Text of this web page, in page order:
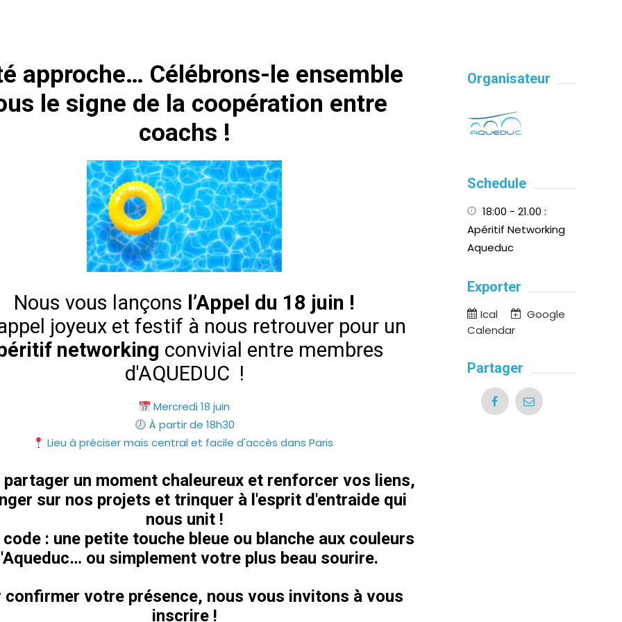
approche… Célébrons-le ensemble
le signe de la coopération entre
coachs !
Nous vous lançons l’Appel du 18 juin !
joyeux et festif à nous retrouver pour un
networking convivial entre membres
d'AQUEDUC !
Mercredi 18 juin
À partir de 18h30
Lieu à préciser mais central et facile d'accès dans Paris
partager un moment chaleureux et renforcer vos liens,
sur nos projets et trinquer à l'esprit d'entraide qui
nous unit !
: une petite touche bleue ou blanche aux couleurs
ou simplement votre plus beau sourire.
confirmer votre présence, nous vous invitons à vous
inscrire !
Organisateur
Schedule
18:00 - 21.00 :
Apéritif Networking
Aqueduc
Exporter
Ical
Google
Calendar
Partager